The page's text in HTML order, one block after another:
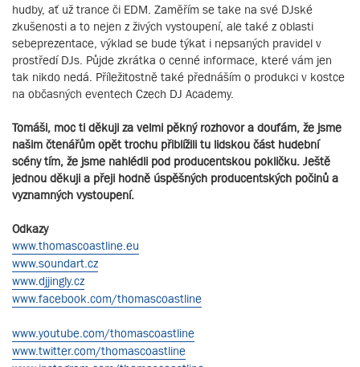
hudby, ať už trance či EDM. Zaměřím se take na své DJské
zkušenosti a to nejen z živých vystoupení, ale také z oblasti
sebeprezentace, výklad se bude týkat i nepsaných pravidel v
prostředí DJs. Půjde zkrátka o cenné informace, které vám jen
tak nikdo nedá. Příležitostně také přednáším o produkci v kostce
na občasných eventech Czech DJ Academy.
Tomáši, moc ti děkuji za velmi pěkný rozhovor a doufám, že jsme
našim čtenářům opět trochu přiblížili tu lidskou část hudební
scény tím, že jsme nahlédli pod producentskou pokličku. Ještě
jednou děkuji a přeji hodně úspěšných producentských počinů a
vyznamných vystoupení.
Odkazy
www.thomascoastline.eu
www.soundart.cz
www.djjingly.cz
www.facebook.com/thomascoastline
www.youtube.com/thomascoastline
www.twitter.com/thomascoastline